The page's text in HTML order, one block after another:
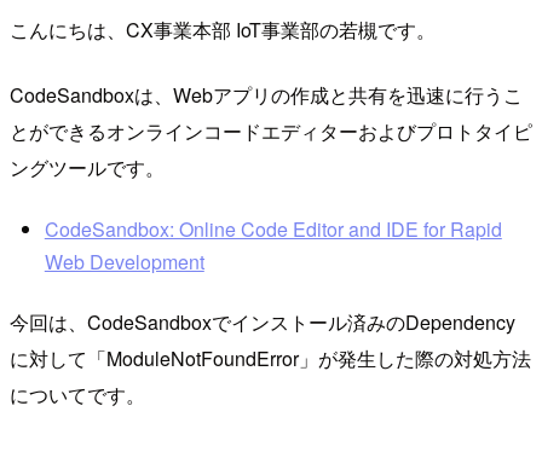
こんにちは、CX事業本部 IoT事業部の若槻です。
CodeSandboxは、Webアプリの作成と共有を迅速に行うこ
とができるオンラインコードエディターおよびプロトタイピ
ングツールです。
CodeSandbox: Online Code Editor and IDE for Rapid
Web Development
今回は、CodeSandboxでインストール済みのDependency
に対して「ModuleNotFoundError」が発生した際の対処方法
についてです。